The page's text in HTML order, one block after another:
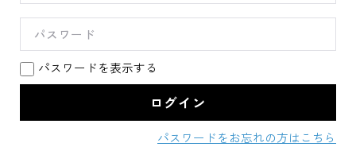
パスワードを表示する
パスワードをお忘れの方はこちら